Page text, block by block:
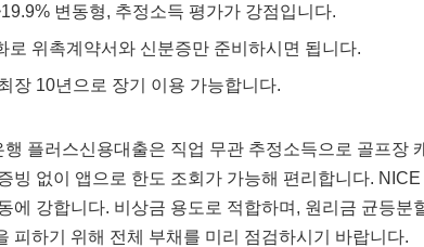
변동형, 추정소득 평가가 강점입니다.
로 위촉계약서와 신분증만 준비하시면 됩니다.
장 10년으로 장기 이용 가능합니다.
플러스신용대출은 직업 무관 추정소득으로 골프장
빙 없이 앱으로 한도 조회가 가능해 편리합니다.
에 강합니다. 비상금 용도로 적합하며, 원리금 균등분
피하기 위해 전체 부채를 미리 점검하시기 바랍니다.